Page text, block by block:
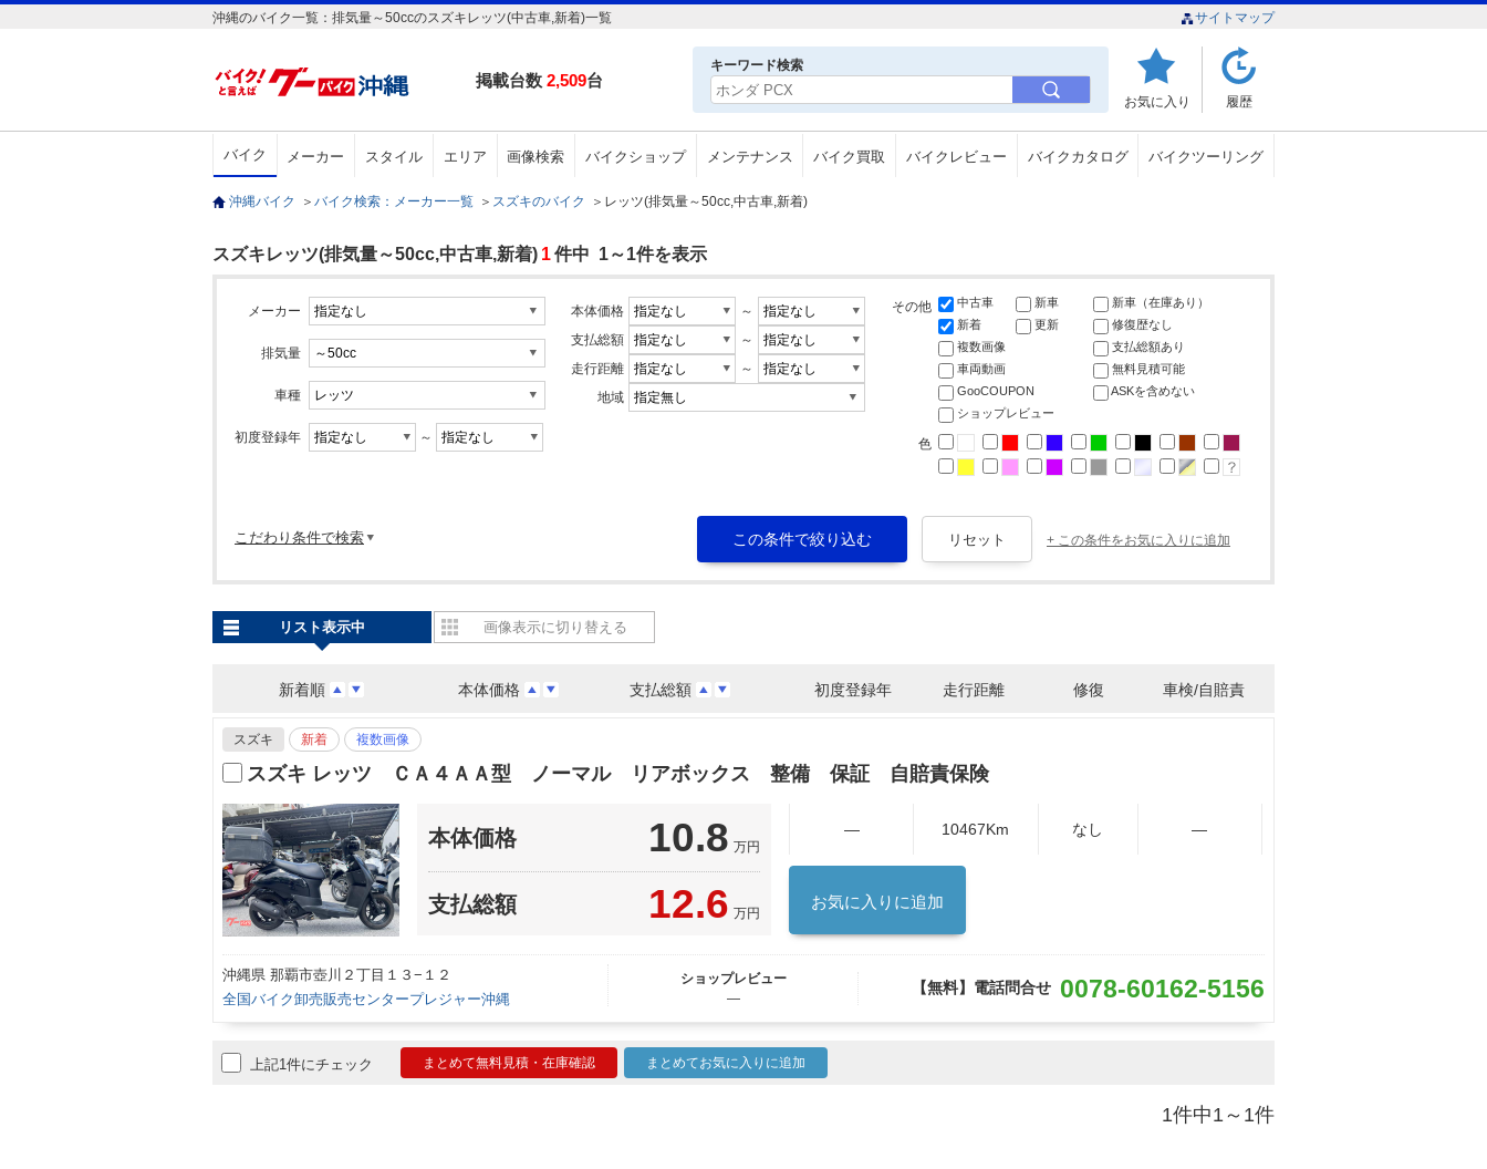
沖縄のバイク一覧：排気量～50ccのスズキレッツ(中古車,新着)一覧 サイトマップ
掲載台数 2,509台
キーワード検索
お気に入り 履歴
バイク メーカー スタイル エリア 画像検索 バイクショップ メンテナンス バイク買取 バイクレビュー バイクカタログ バイクツーリング
沖縄バイク ＞ バイク検索：メーカー一覧 ＞ スズキのバイク ＞ レッツ(排気量～50cc,中古車,新着)
スズキレッツ(排気量～50cc,中古車,新着) 1件中 1～1件を表示
メーカー
排気量
車種
初度登録年 ～
本体価格
～
支払総額
～
走行距離
～
地域
その他 中古車 新車
新車（在庫あり）
新着
更新
修復歴なし
複数画像
支払総額あり
車両動画
無料見積可能
GooCOUPON
ASKを含めない
ショップレビュー
色
こだわり条件で検索 + この条件をお気に入りに追加
新着順 本体価格 支払総額 初度登録年 走行距離 修復 車検/自賠責
リスト表示中 画像表示に切り替える
スズキ 新着 複数画像
スズキ レッツ ＣＡ４ＡＡ型 ノーマル リアボックス 整備 保証 自賠責保険
本体価格 10.8 万円
支払総額 12.6 万円
― 10467Km なし ―
お気に入りに追加
沖縄県 那覇市壺川２丁目１３−１２
全国バイク卸売販売センタープレジャー沖縄
ショップレビュー
―
【無料】電話問合せ 0078-60162-5156
上記1件にチェック まとめて無料見積・在庫確認 まとめてお気に入りに追加
1件中1～1件